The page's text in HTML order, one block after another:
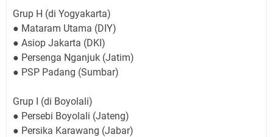
Grup H (di Yogyakarta)
● Mataram Utama (DIY)
● Asiop Jakarta (DKI)
● Persenga Nganjuk (Jatim)
● PSP Padang (Sumbar)
Grup I (di Boyolali)
● Persebi Boyolali (Jateng)
● Persika Karawang (Jabar)